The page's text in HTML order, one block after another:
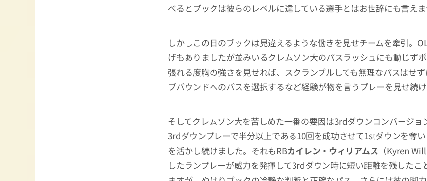
べるとブックは彼らのレベルに達している選手とはお世辞にも言えま
しかしこの日のブックは見違えるような働きを見せチームを牽引。
げもありましたが並みいるクレムソン大のパスラッシュにも動じず
張れる度胸の強さを見せれば、スクランブルしても無理なパスはせ
ブバウンドへのパスを選択するなど経験が物を言うプレーを見せ続け
そしてクレムソン大を苦しめた一番の要因は3rdダウンコンバージョ
3rdダウンプレーで半分以上である10回を成功させて1stダウンを奪
を活かし続けました。それもRBカイレン・ウィリアムス （Kyren
したランプレーが威力を発揮して3rdダウン時に短い距離を残したこ